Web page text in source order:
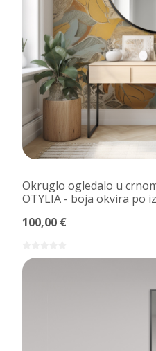
Okruglo ogledalo u
OTYLIA - boja okvira po
100,00 €